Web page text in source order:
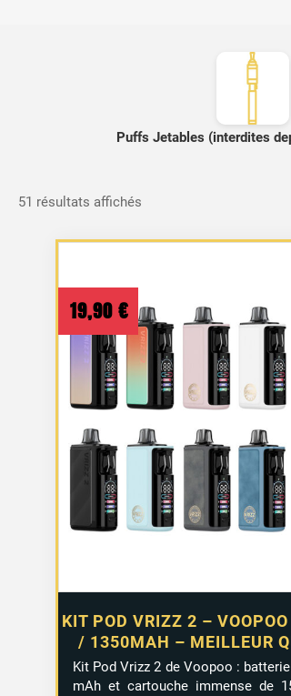
Puffs Jetables (interdites
51 résultats affichés
plus
ancien
KIT POD VRIZZ 2 –
/ 1350MAH – MEILLEUR
19,90€
Kit Pod Vrizz 2 de Voopoo :
mAh et cartouche immense de